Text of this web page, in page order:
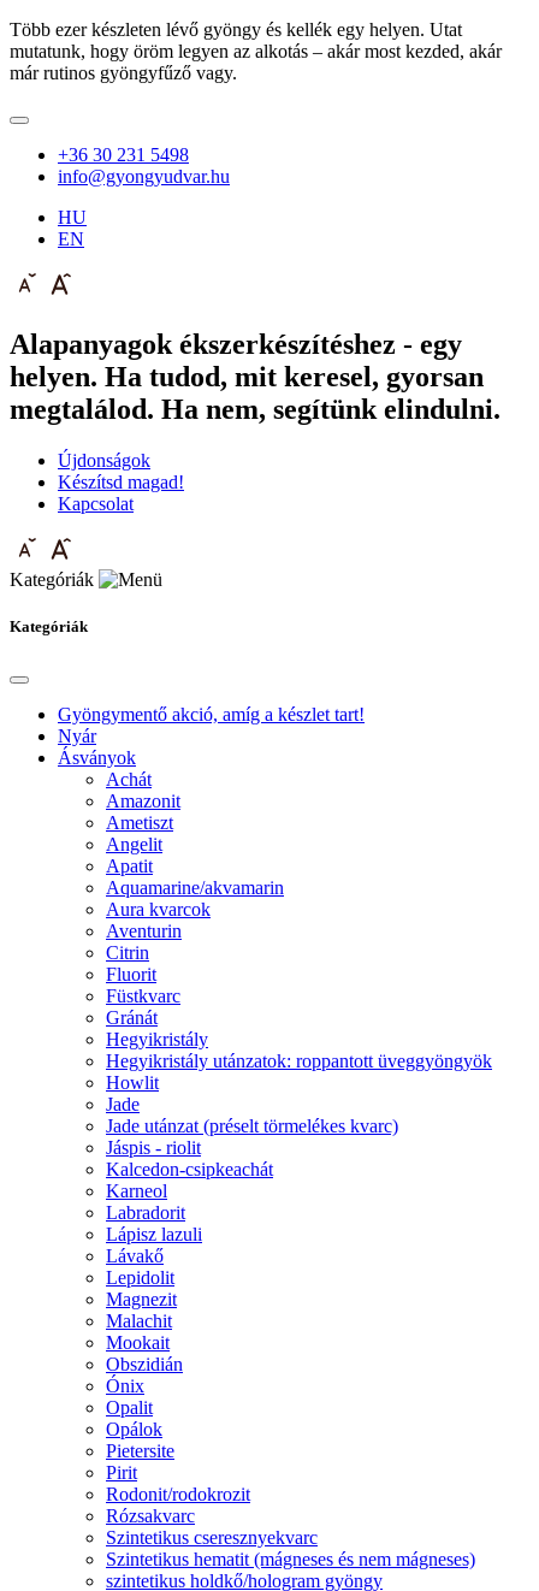
Több ezer készleten lévő gyöngy és kellék egy helyen. Utat
mutatunk, hogy öröm legyen az alkotás – akár most kezded, akár
már rutinos gyöngyfűző vagy.
+36 30 231 5498
info@gyongyudvar.hu
HU
EN
Alapanyagok ékszerkészítéshez - egy
helyen. Ha tudod, mit keresel, gyorsan
megtalálod. Ha nem, segítünk elindulni.
Újdonságok
Készítsd magad!
Kapcsolat
Kategóriák
Kategóriák
Gyöngymentő akció, amíg a készlet tart!
Nyár
Ásványok
Achát
Amazonit
Ametiszt
Angelit
Apatit
Aquamarine/akvamarin
Aura kvarcok
Aventurin
Citrin
Fluorit
Füstkvarc
Gránát
Hegyikristály
Hegyikristály utánzatok: roppantott üveggyöngyök
Howlit
Jade
Jade utánzat (préselt törmelékes kvarc)
Jáspis - riolit
Kalcedon-csipkeachát
Karneol
Labradorit
Lápisz lazuli
Lávakő
Lepidolit
Magnezit
Malachit
Mookait
Obszidián
Ónix
Opalit
Opálok
Pietersite
Pirit
Rodonit/rodokrozit
Rózsakvarc
Szintetikus cseresznyekvarc
Szintetikus hematit (mágneses és nem mágneses)
szintetikus holdkő/hologram gyöngy